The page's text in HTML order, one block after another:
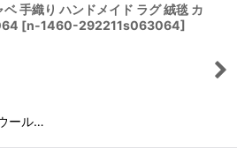
手織り ハンドメイド ラグ 絨毯 カ
[n-1460-292211s063064]
ール…